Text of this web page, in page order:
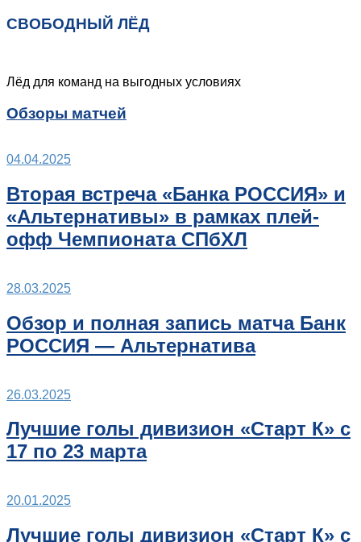
СВОБОДНЫЙ ЛЁД
Лёд для команд на выгодных условиях
Обзоры матчей
04.04.2025
Вторая встреча «Банка РОССИЯ» и
«Альтернативы» в рамках плей-
офф Чемпионата СПбХЛ
28.03.2025
Обзор и полная запись матча Банк
РОССИЯ — Альтернатива
26.03.2025
Лучшие голы дивизион «Старт К» с
17 по 23 марта
20.01.2025
Лучшие голы дивизион «Старт К» с